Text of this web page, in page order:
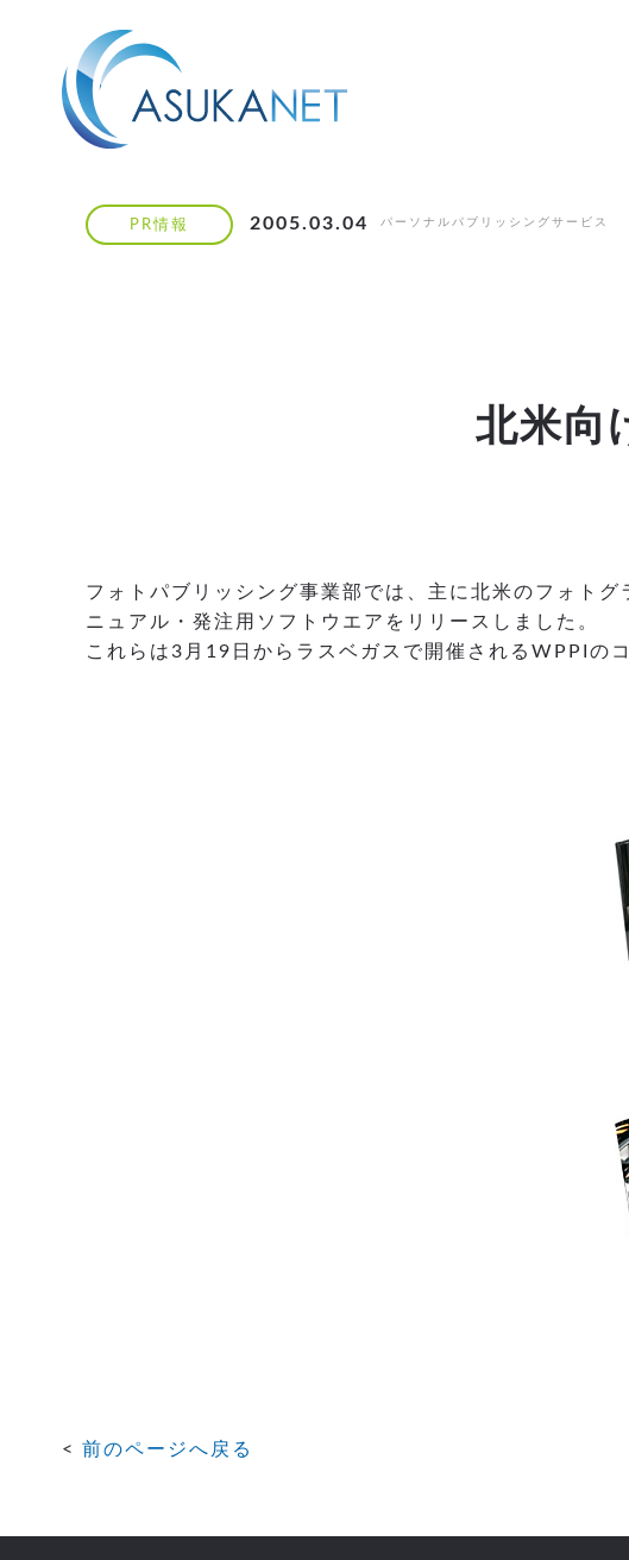
PR情報 2005.03.04 パーソナルパブリッシングサービス
北米向
フォトパブリッシング事業部では、主に北米のフォト
ニュアル・発注用ソフトウエアをリリースしました。
これらは3月19日からラスベガスで開催されるWPPIの
前のページへ戻る